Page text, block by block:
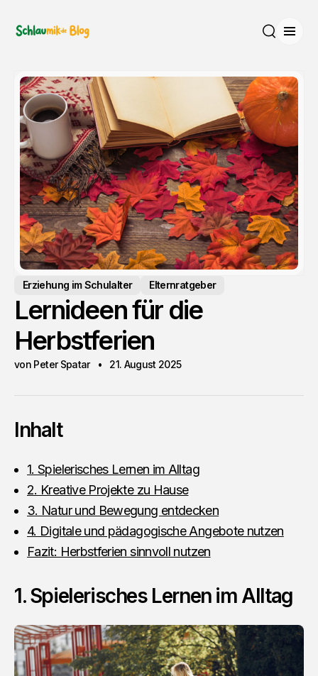
Erziehung im Schulalter Elternratgeber
Lernideen für die
Herbstferien
von Peter Spatar 21. August 2025
Inhalt
1. Spielerisches Lernen im Alltag
2. Kreative Projekte zu Hause
3. Natur und Bewegung entdecken
4. Digitale und pädagogische Angebote nutzen
Fazit: Herbstferien sinnvoll nutzen
1. Spielerisches Lernen im Alltag